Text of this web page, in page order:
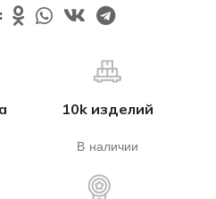
10k изделий
В наличии